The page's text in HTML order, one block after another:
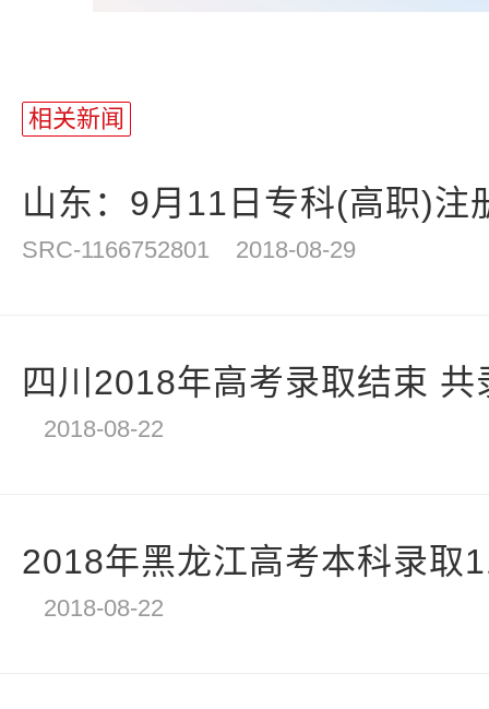
相关新闻
山东：9月11日专科(高职)注
SRC-1166752801 2018-08-29
四川2018年高考录取结束
2018-08-22
2018年黑龙江高考本科录取
2018-08-22